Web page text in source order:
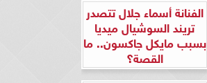
الفنانة أسماء جلال تتصدر
تريند السوشيال ميديا
بسبب مايكل جاكسون.. ما
القصة؟